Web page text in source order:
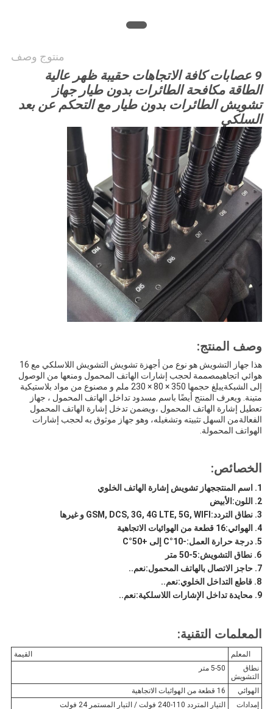
منتوج وصف
9 عصابات كافة الاتجاهات حقيبة ظهر عالية
الطاقة مكافحة الطائرات بدون طيار جهاز
تشويش الطائرات بدون طيار مع التحكم عن بعد
السلكي
وصف المنتج:
هذا جهاز التشويش هو نوع من أجهزة تشويش التشويش اللاسلكي مع 16
هوائي اتجاهيمصممة لحجب إشارات الهاتف المحمول ومنعها من الوصول
إلى الشبكةيبلغ حجمها 350 × 80 × 230 ملم و مصنوع من مواد بلاستيكية
متينة. ويعرف المنتج أيضًا باسم مسدود تداخل الهاتف المحمول ، جهاز
تعطيل إشارة الهاتف المحمول ،ويضمن تدخل إشارة الهاتف المحمول
الفعالةمن السهل تثبيته وتشغيله، وهو جهاز موثوق به لحجب إشارات
الهواتف المحمولة.
الخصائص:
اسم المنتججهاز تشويش إشارة الهاتف الخلوي
اللون: الأبيض
نطاق التردد: GSM, DCS, 3G, 4G LTE, 5G, WIFI و غيرها
الهوائي:16 قطعة من الهوائيات الاتجاهية
درجة حرارة العمل:-10°C إلى +50°C
نطاق التشويش:5-50 متر
حاجز الاتصال بالهاتف المحمول:نعم..
قاطع التداخل الخلوي:نعم..
محايدة تداخل الإشارات اللاسلكية:نعم..
المعلمات التقنية:
المعلم
القيمة
نطاق
التشويش
5-50 متر
الهوائي
16 قطعة من الهوائيات الاتجاهية
إمدادات
التيار المتردد 110-240 فولت / التيار المستمر 24 فولت